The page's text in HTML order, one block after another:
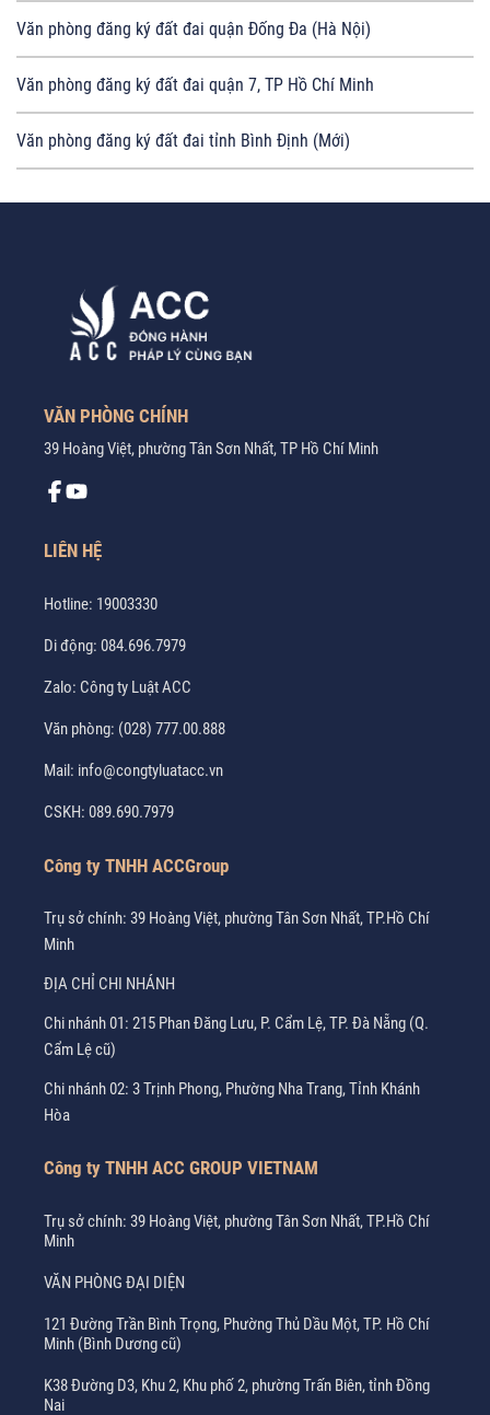
Văn phòng đăng ký đất đai quận Đống Đa (Hà Nội)
Văn phòng đăng ký đất đai quận 7, TP Hồ Chí Minh
Văn phòng đăng ký đất đai tỉnh Bình Định (Mới)
VĂN PHÒNG CHÍNH
39 Hoàng Việt, phường Tân Sơn Nhất, TP Hồ Chí Minh
LIÊN HỆ
Hotline: 19003330
Di động: 084.696.7979
Zalo: Công ty Luật ACC
Văn phòng: (028) 777.00.888
Mail: info@congtyluatacc.vn
CSKH: 089.690.7979
Công ty TNHH ACCGroup
Trụ sở chính: 39 Hoàng Việt, phường Tân Sơn Nhất, TP.Hồ Chí
Minh
ĐỊA CHỈ CHI NHÁNH
Chi nhánh 01: 215 Phan Đăng Lưu, P. Cẩm Lệ, TP. Đà Nẵng (Q.
Cẩm Lệ cũ)
Chi nhánh 02: 3 Trịnh Phong, Phường Nha Trang, Tỉnh Khánh
Hòa
Công ty TNHH ACC GROUP VIETNAM
Trụ sở chính: 39 Hoàng Việt, phường Tân Sơn Nhất, TP.Hồ Chí
Minh
VĂN PHÒNG ĐẠI DIỆN
121 Đường Trần Bình Trọng, Phường Thủ Dầu Một, TP. Hồ Chí
Minh (Bình Dương cũ)
K38 Đường D3, Khu 2, Khu phố 2, phường Trấn Biên, tỉnh Đồng
Nai